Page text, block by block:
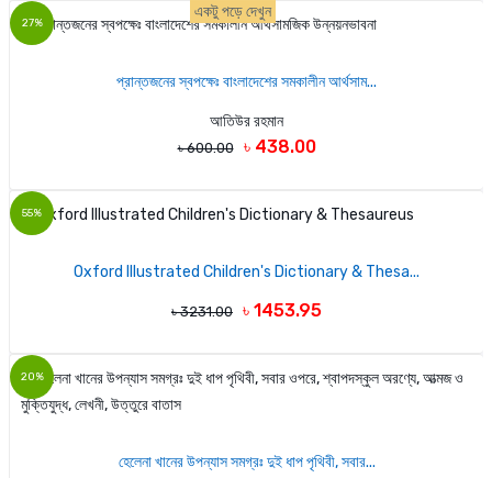
27%
একটু পড়ে দেখুন
প্রান্তজনের স্বপক্ষেঃ বাংলাদেশের সমকালীন আর্থসাম...
আতিউর রহমান
৳ 600.00 ৳ 438.00
55%
Oxford Illustrated Children's Dictionary & Thesa...
৳ 3231.00 ৳ 1453.95
20%
হেলেনা খানের উপন্যাস সমগ্রঃ দুই ধাপ পৃথিবী, সবার...